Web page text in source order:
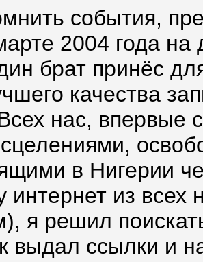
события,
2004 года
брат принёс
качества
нас, впервые
в Нигерии
интернет из
я решил
выдал ссылки и